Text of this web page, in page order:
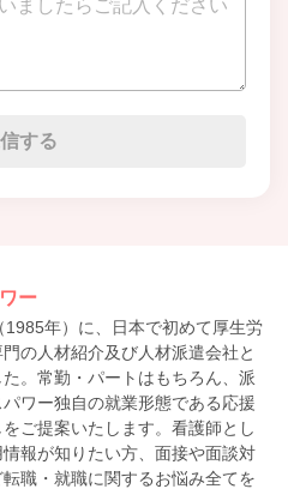
ー
1985年）に、日本で初めて厚生労
の人材紹介及び人材派遣会社と
。常勤・パートはもちろん、派
ワー独自の就業形態である応援
ご提案いたします。看護師とし
報が知りたい方、面接や面談対
職・就職に関するお悩み全てを